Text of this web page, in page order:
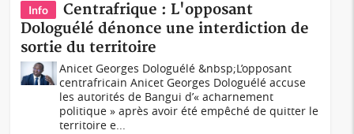
Info
Centrafrique : L'opposant
Dologuélé dénonce une interdiction de
sortie du territoire
Anicet Georges Dologuélé &nbsp;L’opposant
centrafricain Anicet Georges Dologuélé accuse
les autorités de Bangui d’« acharnement
politique » après avoir été empêché de quitter le
territoire e...